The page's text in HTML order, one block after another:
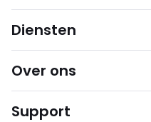
Diensten
Over ons
Support